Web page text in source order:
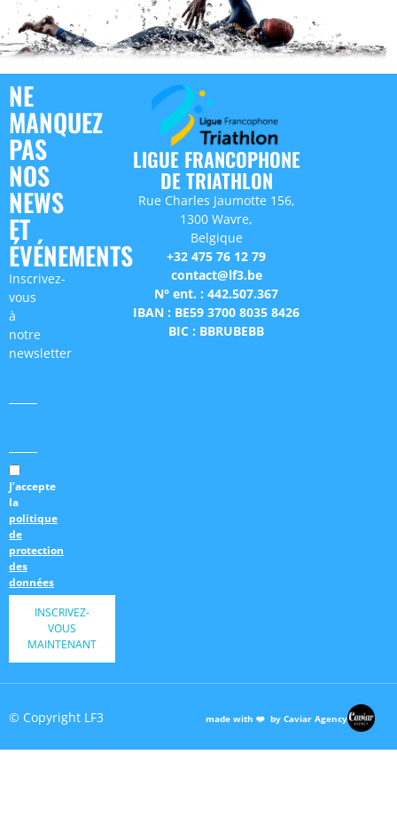
LIGUE FRANCOPHONE
DE TRIATHLON
Rue Charles Jaumotte 156,
1300 Wavre,
Belgique
+32 475 76 12 79
contact@lf3.be
N° ent. : 442.507.367
IBAN : BE59 3700 8035 8426
BIC : BBRUBEBB
NE
MANQUEZ
PAS
NOS
NEWS
ET
ÉVÉNEMENTS
Inscrivez-
vous
à
notre
newsletter
J’accepte
la
politique
de
protection
des
données
INSCRIVEZ-
VOUS
MAINTENANT
© Copyright LF3 made with ❤️ by Caviar Agency